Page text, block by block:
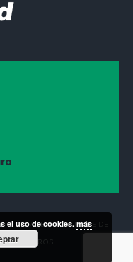
ACTIVIDADES
CURSOS DE
NOSOTROS
el uso de cookies.más